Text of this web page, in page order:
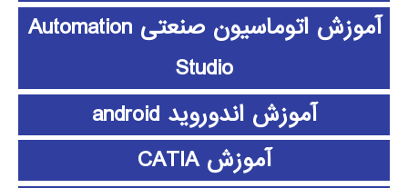
آموزش اتوماسیون صنعتی Automation
Studio
آموزش اندوروید android
آموزش CATIA